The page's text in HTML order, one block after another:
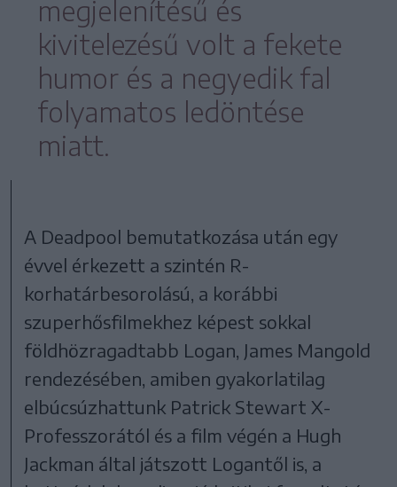
megjelenítésű és
kivitelezésű volt a fekete
humor és a negyedik fal
folyamatos ledöntése
miatt.
A Deadpool bemutatkozása után egy
évvel érkezett a szintén R-
korhatárbesorolású, a korábbi
szuperhősfilmekhez képest sokkal
földhözragadtabb Logan, James Mangold
rendezésében, amiben gyakorlatilag
elbúcsúzhattunk Patrick Stewart X-
Professzorától és a film végén a Hugh
Jackman által játszott Logantől is, a